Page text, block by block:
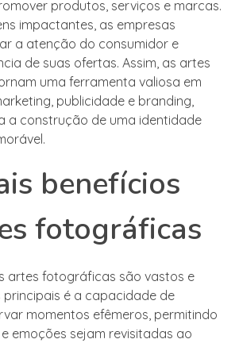
produtos, serviços e marcas.
impactantes, as empresas
a atenção do consumidor e
de suas ofertas. Assim, as artes
uma ferramenta valiosa em
publicidade e branding,
a construção de uma identidade
benefícios
fotográficas
artes fotográficas são vastos e
principais é a capacidade de
momentos efêmeros, permitindo
emoções sejam revisitadas ao